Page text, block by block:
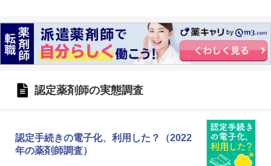
認定薬剤師の実態調査
認定手続きの電子化、利用した？（2022
年の薬剤師調査）